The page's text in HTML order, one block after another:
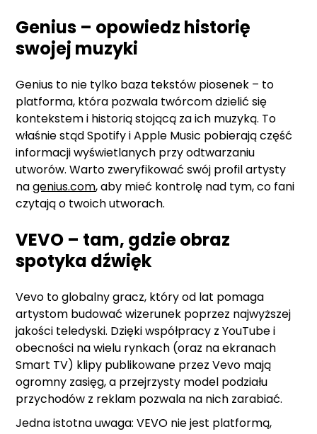
Genius – opowiedz historię
swojej muzyki
Genius to nie tylko baza tekstów piosenek – to
platforma, która pozwala twórcom dzielić się
kontekstem i historią stojącą za ich muzyką. To
właśnie stąd Spotify i Apple Music pobierają część
informacji wyświetlanych przy odtwarzaniu
utworów. Warto zweryfikować swój profil artysty
nagenius.com, aby mieć kontrolę nad tym, co fani
czytają o twoich utworach.
VEVO – tam, gdzie obraz
spotyka dźwięk
Vevo to globalny gracz, który od lat pomaga
artystom budować wizerunek poprzez najwyższej
jakości teledyski. Dzięki współpracy z YouTube i
obecności na wielu rynkach (oraz na ekranach
Smart TV) klipy publikowane przez Vevo mają
ogromny zasięg, a przejrzysty model podziału
przychodów z reklam pozwala na nich zarabiać.
Jedna istotna uwaga: VEVO nie jest platformą,